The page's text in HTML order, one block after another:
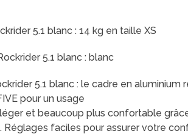
5.1 blanc : 14 kg en taille XS
5.1 blanc : blanc
5.1 blanc : le cadre en aluminium
pour un usage
et beaucoup plus confortable
Réglages faciles pour assurer votre